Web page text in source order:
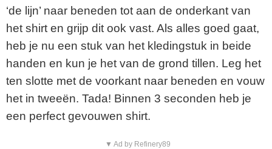
‘de lijn’ naar beneden tot aan de onderkant van
het shirt en grijp dit ook vast. Als alles goed gaat,
heb je nu een stuk van het kledingstuk in beide
handen en kun je het van de grond tillen. Leg het
ten slotte met de voorkant naar beneden en vouw
het in tweeën. Tada! Binnen 3 seconden heb je
een perfect gevouwen shirt.
▼ Ad by Refinery89